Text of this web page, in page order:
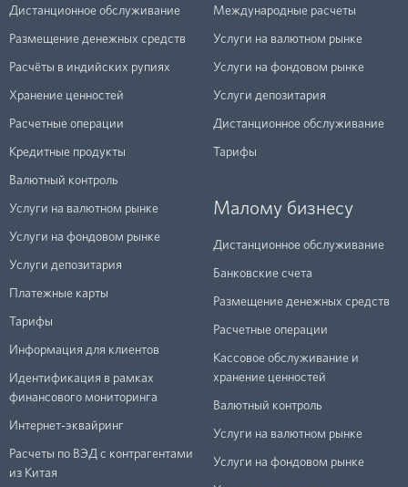
Дистанционное обслуживание
Размещение денежных средств
Расчёты в индийских рупиях
Хранение ценностей
Расчетные операции
Кредитные продукты
Валютный контроль
Услуги на валютном рынке
Услуги на фондовом рынке
Услуги депозитария
Платежные карты
Тарифы
Информация для клиентов
Идентификация в рамках
финансового мониторинга
Интернет-эквайринг
Расчеты по ВЭД с контрагентами
из Китая
Международные расчеты
Услуги на валютном рынке
Услуги на фондовом рынке
Услуги депозитария
Дистанционное обслуживание
Тарифы
Малому бизнесу
Дистанционное обслуживание
Банковские счета
Размещение денежных средств
Расчетные операции
Кассовое обслуживание и
хранение ценностей
Валютный контроль
Услуги на валютном рынке
Услуги на фондовом рынке